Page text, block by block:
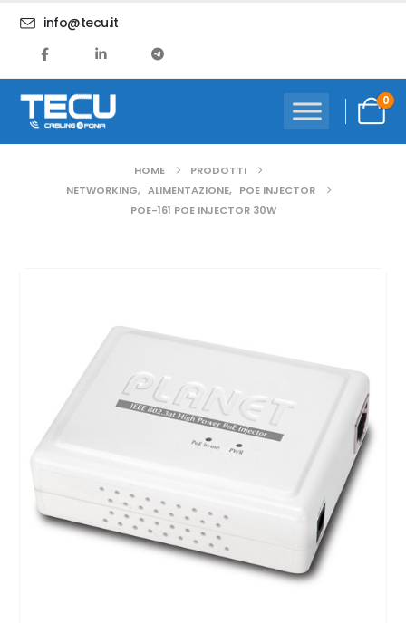
info@tecu.it
0
HOME
PRODOTTI
NETWORKING, ALIMENTAZIONE, POE INJECTOR
POE-161 POE INJECTOR 30W